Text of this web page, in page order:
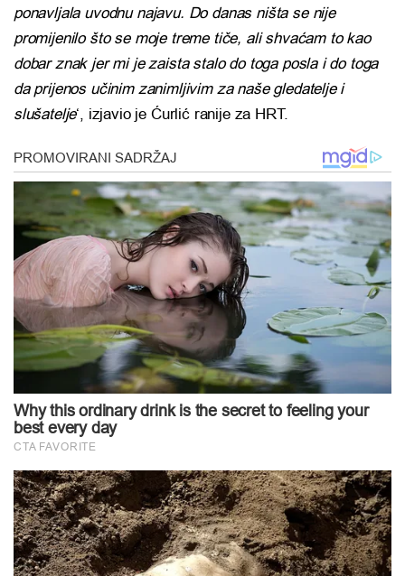
ponavljala uvodnu najavu. Do danas ništa se nije
promijenilo što se moje treme tiče, ali shvaćam to kao
dobar znak jer mi je zaista stalo do toga posla i do toga
da prijenos učinim zanimljivim za naše gledatelje i
slušatelje‘, izjavio je Ćurlić ranije za HRT.